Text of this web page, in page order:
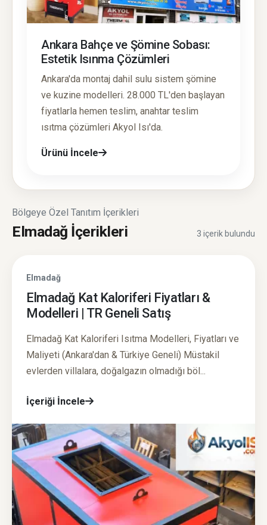
Ankara Bahçe ve Şömine Sobası:
Estetik Isınma Çözümleri
Ankara'da montaj dahil sulu sistem şömine
ve kuzine modelleri. 28.000 TL'den başlayan
fiyatlarla hemen teslim, anahtar teslim
ısıtma çözümleri Akyol Isı'da.
Ürünü İncele
Bölgeye Özel Tanıtım İçerikleri
Elmadağ İçerikleri 3 içerik bulundu
Elmadağ
Elmadağ Kat Kaloriferi Fiyatları &
Modelleri | TR Geneli Satış
Elmadağ Kat Kaloriferi Isıtma Modelleri, Fiyatları ve
Maliyeti (Ankara'dan & Türkiye Geneli) Müstakil
evlerden villalara, doğalgazın olmadığı böl...
İçeriği İncele